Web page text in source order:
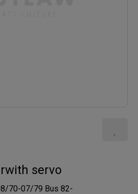
servo
70-07/79 Bus 82-